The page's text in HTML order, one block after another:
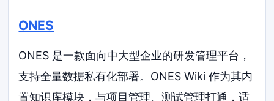
ONES
ONES 是一款面向中大型企业的研发管理平台，
支持全量数据私有化部署。ONES Wiki 作为其内
置知识库模块，与项目管理、测试管理打通，适